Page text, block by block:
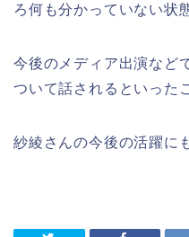
ろ何も分かっていない状
今後のメディア出演など
ついて話されるといった
紗綾さんの今後の活躍に